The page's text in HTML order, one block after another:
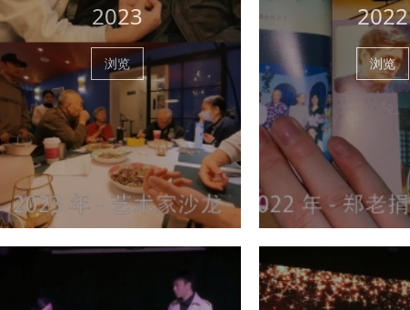
2023
浏览
2022
浏览